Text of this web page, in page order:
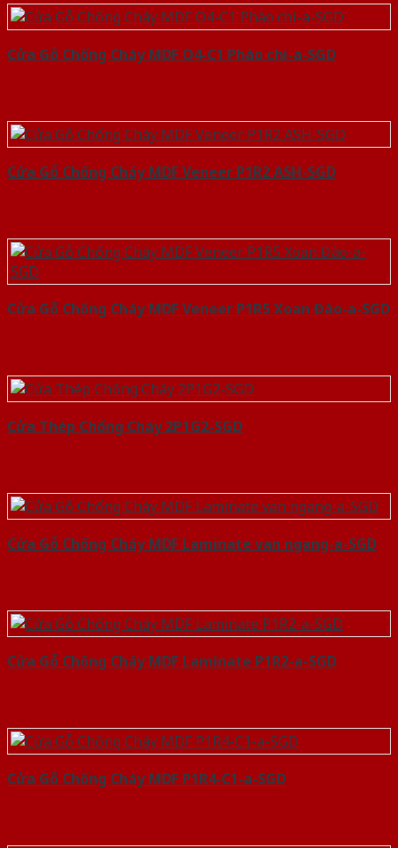
Cửa Gỗ Chống Cháy MDF O4-C1 Phào chi-a-SGD
Cửa Gỗ Chống Cháy MDF Veneer P1R2 ASH-SGD
Cửa Gỗ Chống Cháy MDF Veneer P1R5 Xoan Đào-a-SGD
Cửa Thép Chống Cháy 2P1G2-SGD
Cửa Gỗ Chống Cháy MDF Laminate van ngang-a-SGD
Cửa Gỗ Chống Cháy MDF Laminate P1R2-a-SGD
Cửa Gỗ Chống Cháy MDF P1R4-C1-a-SGD